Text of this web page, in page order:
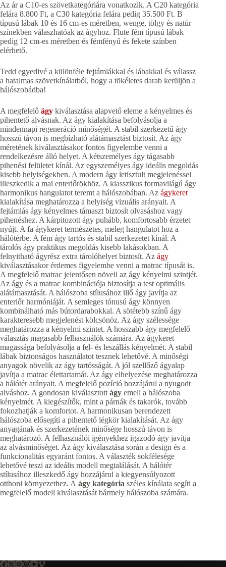
Az ár a C10-es szövetkategóriára vonatkozik. A C20 kategória
felára 8.800 Ft, a C30 kategória felára pedig 35.500 Ft. B
típusú lábak 10 és 16 cm-es méretben, wenge, tölgy és natúr
színekben válaszhatóak az ágyhoz. Flute fém típusú lábak
pedig 12 cm-es méretben és fémfényű és fekete színben
elérhető.
Tedd egyedivé a különféle fejtámlákkal és lábakkal és válassz
a hatalmas szövetkínálatból, hogy a tökéletes darab kerüljön a
hálószobádba!
A megfelelő ágy kiválasztása alapvető eleme a kényelmes és
pihentető alvásnak. Az ágy kialakítása befolyásolja a
mindennapi regeneráció minőségét. A stabil szerkezetű ágy
hosszú távon is megbízható alátámasztást biztosít. Az ágy
méretének kiválasztásakor fontos figyelembe venni a
rendelkezésre álló helyet. A kétszemélyes ágy tágasabb
pihenési felületet kínál. Az egyszemélyes ágy ideális megoldás
kisebb helyiségekben. A modern ágy letisztult megjelenéssel
illeszkedik a mai enteriőrökhöz. A klasszikus formavilágú ágy
harmonikus hangulatot teremt a hálószobában. Az ágykeret
kialakítása meghatározza a helyiség vizuális arányait. A
fejtámlás ágy kényelmes támaszt biztosít olvasáshoz vagy
pihenéshez. A kárpitozott ágy puhább, komfortosabb érzetet
nyújt. A fa ágykeret természetes, meleg hangulatot hoz a
hálótérbe. A fém ágy tartós és stabil szerkezetet kínál. A
tárolós ágy praktikus megoldás kisebb lakásokban. A
felnyitható ágyrész extra tárolóhelyet biztosít. Az ágy
kiválasztásakor érdemes figyelembe venni a matrac típusát is.
A megfelelő matrac jelentősen növeli az ágy kényelmi szintjét.
Az ágy és a matrac kombinációja biztosítja a test optimális
alátámasztását. A hálószoba stílusához illő ágy javítja az
enteriőr harmóniáját. A semleges tónusú ágy könnyen
kombinálható más bútordarabokkal. A sötétebb színű ágy
karakteresebb megjelenést kölcsönöz. Az ágy szélessége
meghatározza a kényelmi szintet. A hosszabb ágy megfelelő
választás magasabb felhasználók számára. Az ágykeret
magassága befolyásolja a fel- és leszállás kényelmét. A stabil
lábak biztonságos használatot tesznek lehetővé. A minőségi
anyagok növelik az ágy tartósságát. A jól szellőző ágyalap
javítja a matrac élettartamát. Az ágy elhelyezése meghatározza
a hálótér arányait. A megfelelő pozíció hozzájárul a nyugodt
alváshoz. A gondosan kiválasztottágy emeli a hálószoba
kényelmét. A kiegészítők, mint a párnák és takarók, tovább
fokozhatják a komfortot. A harmonikusan berendezett
hálószoba elősegíti a pihentető légkör kialakítását. Az ágy
anyagának és szerkezetének minősége hosszú távon is
meghatározó. A felhasználói igényekhez igazodó ágy javítja
az alvásminőséget. Az ágy kiválasztása során a design és a
funkcionalitás egyaránt fontos. A választék sokfélesége
lehetővé teszi az ideális modell megtalálását. A hálótér
stílusához illeszkedő ágy hozzájárul a kiegyensúlyozott
otthoni környezethez. A ágy kategória széles kínálata segíti a
megfelelő modell kiválasztását bármely hálószoba számára.